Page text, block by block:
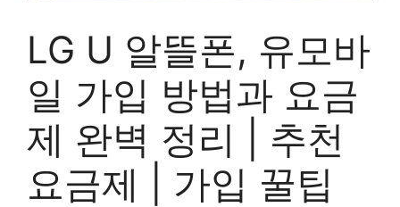
LG U 알뜰폰, 유모바
일 가입 방법과 요금
제 완벽 정리 | 추천
요금제 | 가입 꿀팁